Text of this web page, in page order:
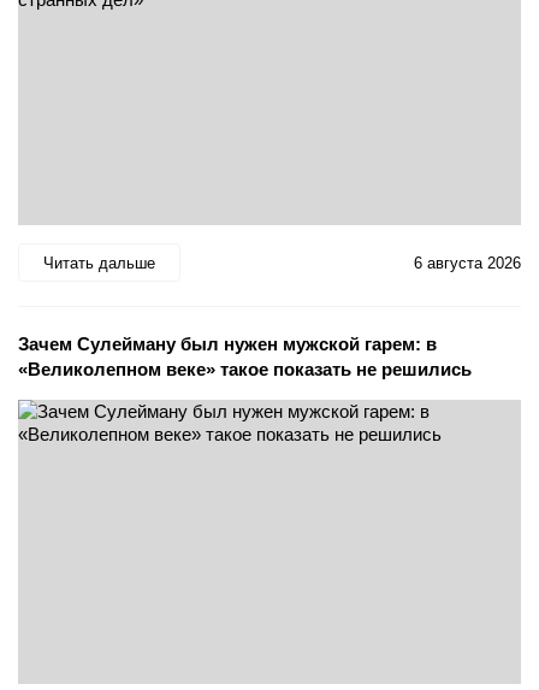
Читать дальше 6 августа 2026
Зачем Сулейману был нужен мужской гарем: в
«Великолепном веке» такое показать не решились